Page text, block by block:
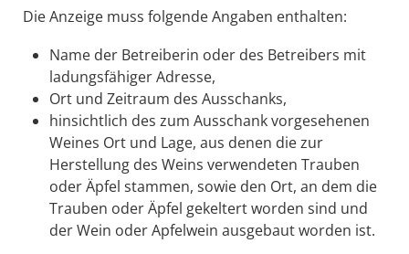
Die Anzeige muss folgende Angaben enthalten:
Name der Betreiberin oder des Betreibers mit
ladungsfähiger Adresse,
Ort und Zeitraum des Ausschanks,
hinsichtlich des zum Ausschank vorgesehenen
Weines Ort und Lage, aus denen die zur
Herstellung des Weins verwendeten Trauben
oder Äpfel stammen, sowie den Ort, an dem die
Trauben oder Äpfel gekeltert worden sind und
der Wein oder Apfelwein ausgebaut worden ist.